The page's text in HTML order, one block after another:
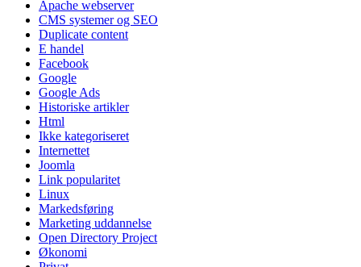
Apache webserver
CMS systemer og SEO
Duplicate content
E handel
Facebook
Google
Google Ads
Historiske artikler
Html
Ikke kategoriseret
Internettet
Joomla
Link popularitet
Linux
Markedsføring
Marketing uddannelse
Open Directory Project
Økonomi